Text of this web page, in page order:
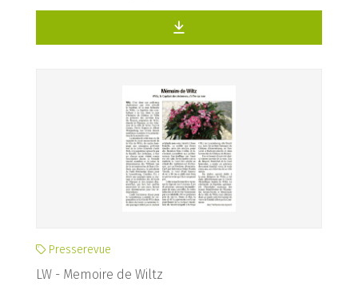
Presserevue
LW - Memoire de Wiltz